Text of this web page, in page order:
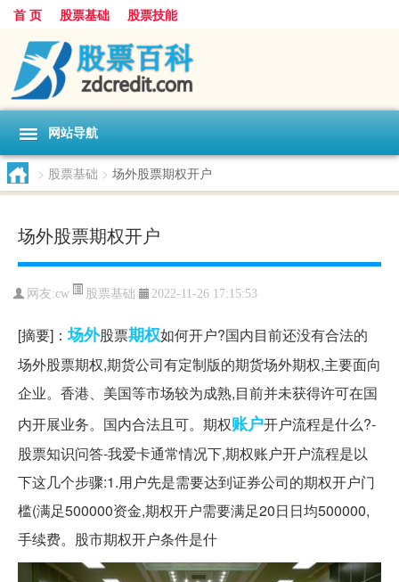
首 页 股票基础 股票技能
网站导航
> 股票基础 > 场外股票期权开户
场外股票期权开户
网友:cw 股票基础 2022-11-26 17:15:53
[摘要]：场外股票期权如何开户?国内目前还没有合法的
场外股票期权,期货公司有定制版的期货场外期权,主要面向
企业。香港、美国等市场较为成熟,目前并未获得许可在国
内开展业务。国内合法且可。期权账户开户流程是什么?-
股票知识问答-我爱卡通常情况下,期权账户开户流程是以
下这几个步骤:1.用户先是需要达到证券公司的期权开户门
槛(满足500000资金,期权开户需要满足20日日均500000,
手续费。股市期权开户条件是什